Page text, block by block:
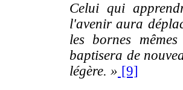
Celui qui
l'avenir aura
les bornes
baptisera de
légère. » [9]